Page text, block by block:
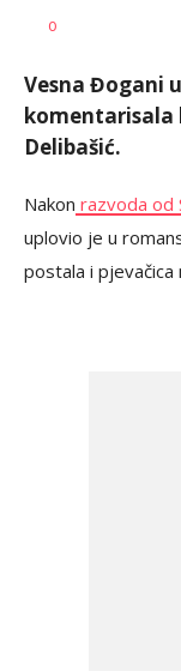
AUTOR
0
Vesna Đogani
komentarisala
Delibašić.
Nakon razvoda od
uplovio je u
postala i